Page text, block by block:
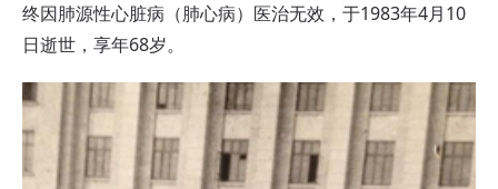
终因肺源性心脏病（肺心病）医治无效，于1983年4月10
日逝世，享年68岁。